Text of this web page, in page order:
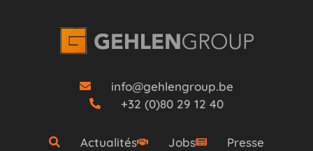
info@gehlengroup.be
+32 (0)80 29 12 40
Actualités Jobs Presse